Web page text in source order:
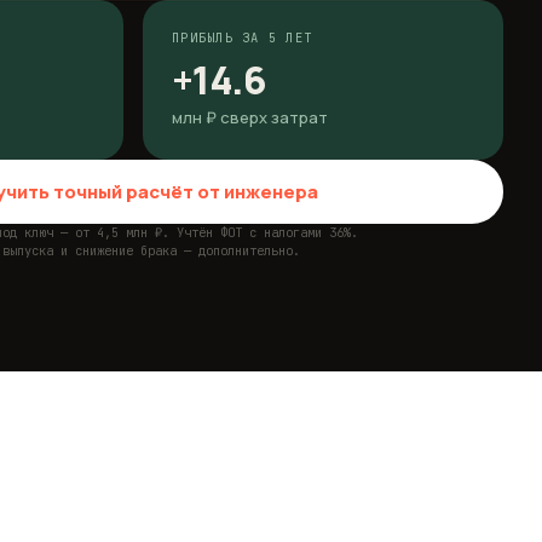
ПРИБЫЛЬ ЗА 5 ЛЕТ
+14.6
млн ₽ сверх затрат
точный расчёт от инженера
ключ — от 4,5 млн ₽. Учтён ФОТ с налогами 36%.
и снижение брака — дополнительно.